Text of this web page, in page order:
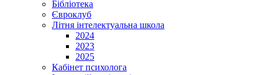
Бібліотека
Євроклуб
Літня інтелектуальна школа
2024
2023
2025
Кабінет психолога